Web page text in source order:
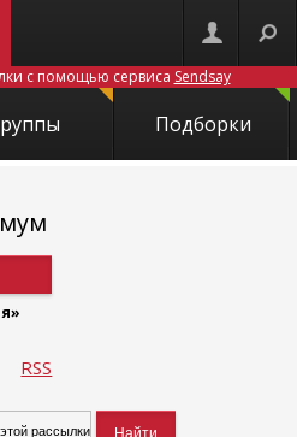
с помощью сервиса Sendsay
Подборки
RSS